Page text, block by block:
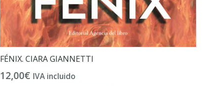
FÉNIX. CIARA GIANNETTI
12,00€ IVA incluido